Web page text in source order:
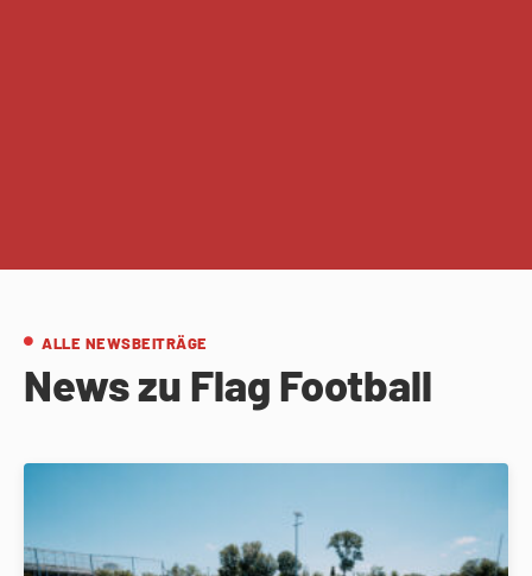
ALLE NEWSBEITRÄGE
News zu Flag Football